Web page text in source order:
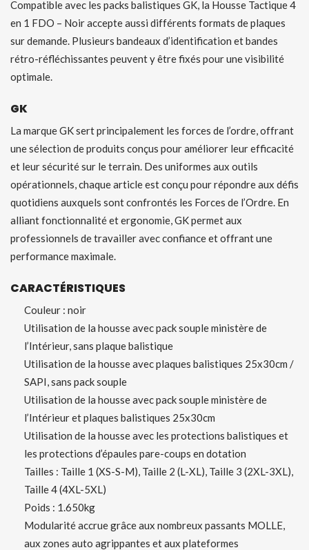
Compatible avec les packs balistiques GK, la Housse Tactique 4
en 1 FDO – Noir accepte aussi différents formats de plaques
sur demande. Plusieurs bandeaux d’identification et bandes
rétro-réfléchissantes peuvent y être fixés pour une visibilité
optimale.
GK
La marque GK sert principalement les forces de l’ordre, offrant
une sélection de produits conçus pour améliorer leur efficacité
et leur sécurité sur le terrain. Des uniformes aux outils
opérationnels, chaque article est conçu pour répondre aux défis
quotidiens auxquels sont confrontés les Forces de l’Ordre. En
alliant fonctionnalité et ergonomie, GK permet aux
professionnels de travailler avec confiance et offrant une
performance maximale.
CARACTÉRISTIQUES
Couleur : noir
Utilisation de la housse avec pack souple ministère de
l’Intérieur, sans plaque balistique
Utilisation de la housse avec plaques balistiques 25x30cm /
SAPI, sans pack souple
Utilisation de la housse avec pack souple ministère de
l’Intérieur et plaques balistiques 25x30cm
Utilisation de la housse avec les protections balistiques et
les protections d’épaules pare-coups en dotation
Tailles : Taille 1 (XS-S-M), Taille 2 (L-XL), Taille 3 (2XL-3XL),
Taille 4 (4XL-5XL)
Poids : 1.650kg
Modularité accrue grâce aux nombreux passants MOLLE,
aux zones auto agrippantes et aux plateformes